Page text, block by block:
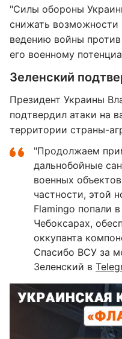
"Силы обороны
снижать возможности
ведению войны
его военному
Зеленский
Президент Украины
подтвердил атаки на
территории страны-
"Продолжаем
дальнобойные
военных
частности, этой
Flamingo попали
Чебоксарах,
оккупанта
Спасибо ВСУ за
Зеленский в